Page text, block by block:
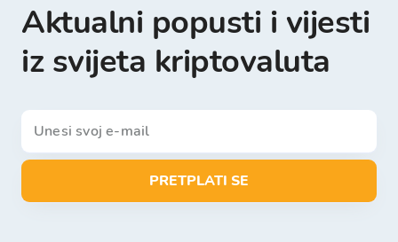
Aktualni popusti i vijesti
iz svijeta kriptovaluta
PRETPLATI SE